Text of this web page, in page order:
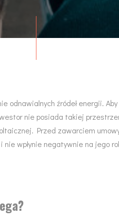
odnawialnych źródeł energii.
nie posiada takiej
Przed zawarciem
wpłynie negatywnie na jego